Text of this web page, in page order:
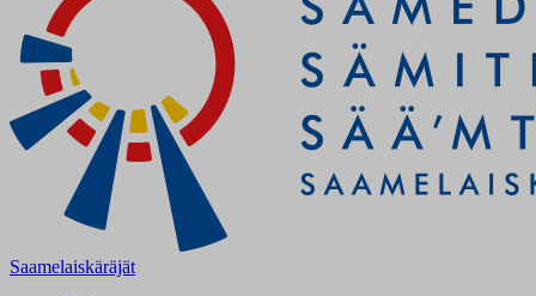
Saamelaiskäräjät